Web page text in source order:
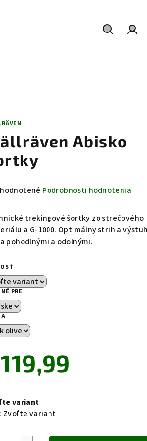
Abisko
Podrobnosti hodnotenia
trekingové šortky zo strečového
a G-1000. Optimálny strih a
pohodlnými a odolnými.
PRE
variant
Zvoľte variant